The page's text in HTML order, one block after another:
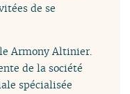
de se
Armony Altinier.
de la société
spécialisée